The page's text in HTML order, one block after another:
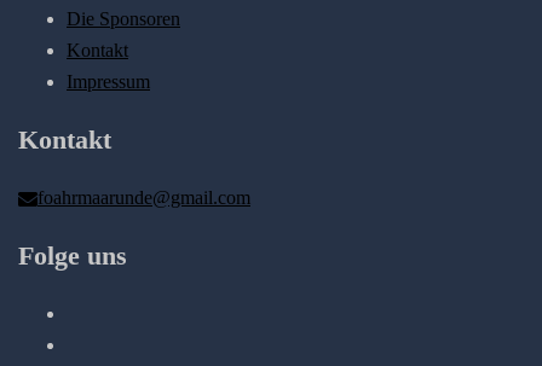
Die Sponsoren
Kontakt
Impressum
Kontakt
foahrmaarunde@gmail.com
Folge uns